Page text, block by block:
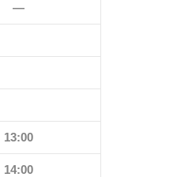
—
13:00
14:00